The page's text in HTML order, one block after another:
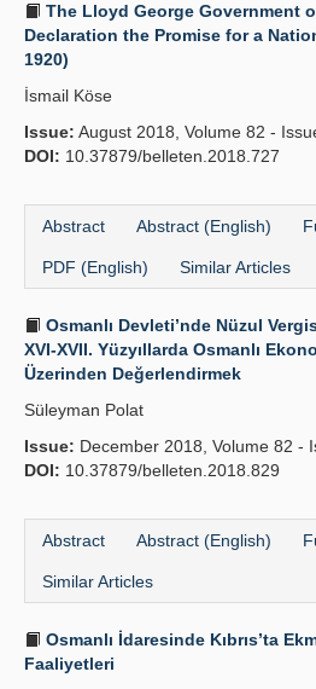
The Lloyd George Government
Declaration the Promise for a
1920)
İsmail Köse
Issue: August 2018, Volume 82 -
DOI: 10.37879/belleten.2018.727
Abstract Abstract (English)
PDF (English) Similar Articles
Osmanlı Devleti’nde Nüzul
XVI-XVII. Yüzyıllarda Osmanlı
Üzerinden Değerlendirmek
Süleyman Polat
Issue: December 2018, Volume 82 -
DOI: 10.37879/belleten.2018.829
Abstract Abstract (English)
Similar Articles
Osmanlı İdaresinde Kıbrıs’ta
Faaliyetleri